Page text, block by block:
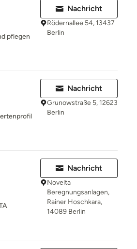
pflegen
Nachricht
Rödernallee 54, 13437
Berlin
Nachricht
Grunowstraße 5, 12623
Berlin
Nachricht
Novelta
Beregnungsanlagen,
Rainer Hoschkara,
14089 Berlin